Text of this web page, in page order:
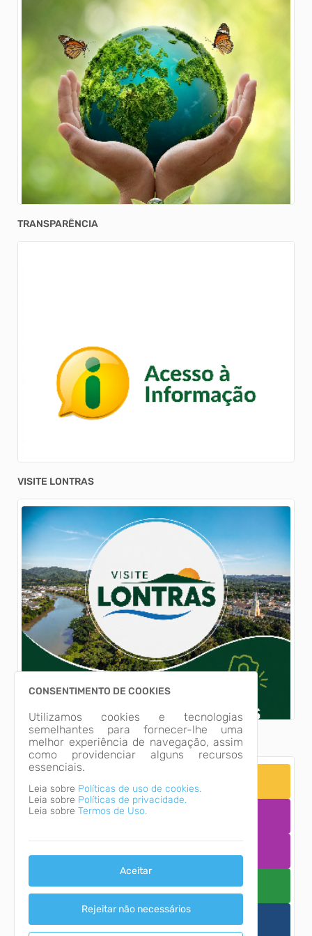
julho
19/05/2026 15h01
TRANSPARÊNCIA
VISITE LONTRAS
Portal da Transparência
Coronavírus
CONSENTIMENTO DE COOKIES
Utilizamos cookies e tecnologias
semelhantes para fornecer-lhe uma
melhor experiência de navegação, assim
como providenciar alguns recursos
essenciais.
Leia sobre Políticas de uso de cookies.
Leia sobre Políticas de privacidade.
Leia sobre Termos de Uso.
Aceitar
Rejeitar não necessários